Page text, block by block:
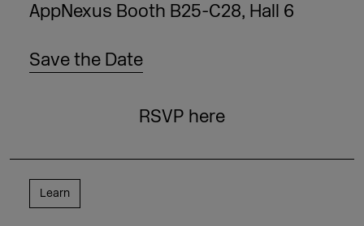
AppNexus Booth B25-C28, Hall 6
Save the Date
RSVP here
Learn